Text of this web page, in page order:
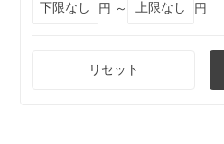
円 ～
円
リセット